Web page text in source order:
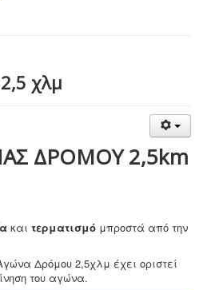
χλμ
ΔΡΟΜΟΥ 2,5km
και τερματισμό μπροστά από την
Δρόμου 2,5χλμ έχει οριστεί
του αγώνα.